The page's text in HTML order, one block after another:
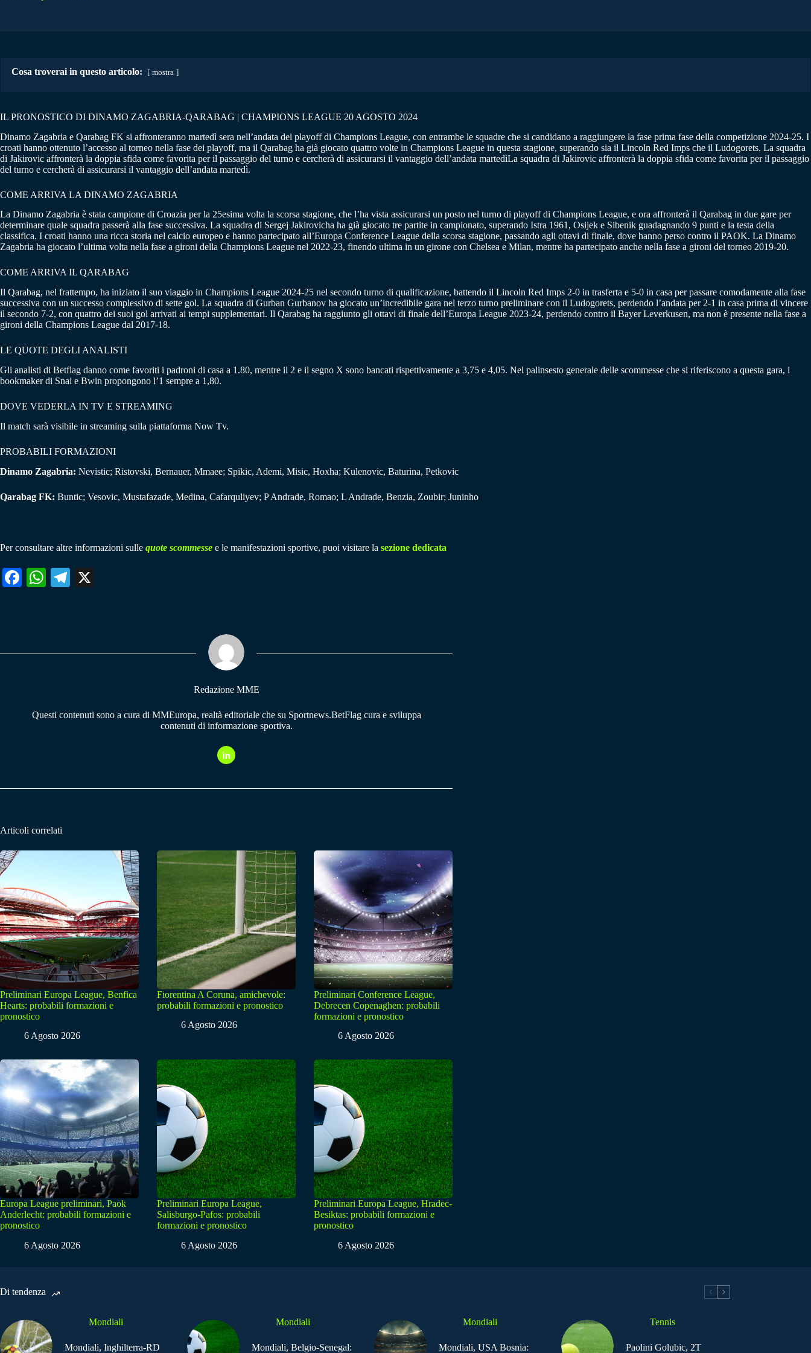
Cosa troverai in questo articolo: mostra
IL PRONOSTICO DI DINAMO ZAGABRIA-QARABAG | CHAMPIONS LEAGUE 20 AGOSTO 2024
Dinamo Zagabria e Qarabag FK si affronteranno martedì sera nell’andata dei playoff di Champions League, con entrambe le squadre che si candidano a raggiungere la fase prima fase della competizione 2024-25. I
croati hanno ottenuto l’accesso al torneo nella fase dei playoff, ma il Qarabag ha già giocato quattro volte in Champions League in questa stagione, superando sia il Lincoln Red Imps che il Ludogorets. La squadra
di Jakirovic affronterà la doppia sfida come favorita per il passaggio del turno e cercherà di assicurarsi il vantaggio dell’andata martedìLa squadra di Jakirovic affronterà la doppia sfida come favorita per il passaggio
del turno e cercherà di assicurarsi il vantaggio dell’andata martedì.
COME ARRIVA LA DINAMO ZAGABRIA
La Dinamo Zagabria è stata campione di Croazia per la 25esima volta la scorsa stagione, che l’ha vista assicurarsi un posto nel turno di playoff di Champions League, e ora affronterà il Qarabag in due gare per
determinare quale squadra passerà alla fase successiva. La squadra di Sergej Jakirovicha ha già giocato tre partite in campionato, superando Istra 1961, Osijek e Sibenik guadagnando 9 punti e la testa della
classifica. I croati hanno una ricca storia nel calcio europeo e hanno partecipato all’Europa Conference League della scorsa stagione, passando agli ottavi di finale, dove hanno perso contro il PAOK. La Dinamo
Zagabria ha giocato l’ultima volta nella fase a gironi della Champions League nel 2022-23, finendo ultima in un girone con Chelsea e Milan, mentre ha partecipato anche nella fase a gironi del torneo 2019-20.
COME ARRIVA IL QARABAG
Il Qarabag, nel frattempo, ha iniziato il suo viaggio in Champions League 2024-25 nel secondo turno di qualificazione, battendo il Lincoln Red Imps 2-0 in trasferta e 5-0 in casa per passare comodamente alla fase
successiva con un successo complessivo di sette gol. La squadra di Gurban Gurbanov ha giocato un’incredibile gara nel terzo turno preliminare con il Ludogorets, perdendo l’andata per 2-1 in casa prima di vincere
il secondo 7-2, con quattro dei suoi gol arrivati ai tempi supplementari. Il Qarabag ha raggiunto gli ottavi di finale dell’Europa League 2023-24, perdendo contro il Bayer Leverkusen, ma non è presente nella fase a
gironi della Champions League dal 2017-18.
LE QUOTE DEGLI ANALISTI
Gli analisti di Betflag danno come favoriti i padroni di casa a 1.80, mentre il 2 e il segno X sono bancati rispettivamente a 3,75 e 4,05. Nel palinsesto generale delle scommesse che si riferiscono a questa gara, i
bookmaker di Snai e Bwin propongono l’1 sempre a 1,80.
DOVE VEDERLA IN TV E STREAMING
Il match sarà visibile in streaming sulla piattaforma Now Tv.
PROBABILI FORMAZIONI
Dinamo Zagabria: Nevistic; Ristovski, Bernauer, Mmaee; Spikic, Ademi, Misic, Hoxha; Kulenovic, Baturina, Petkovic
Qarabag FK: Buntic; Vesovic, Mustafazade, Medina, Cafarquliyev; P Andrade, Romao; L Andrade, Benzia, Zoubir; Juninho
Per consultare altre informazioni sulle quote scommesse e le manifestazioni sportive, puoi visitare la sezione dedicata
Fa W
pp
Te
m
Redazione MME
Questi contenuti sono a cura di MMEuropa, realtà editoriale che su Sportnews.BetFlag cura e sviluppa
contenuti di informazione sportiva.
Articoli correlati
Preliminari Europa League, Benfica
Hearts: probabili formazioni e
pronostico
6 Agosto 2026
Fiorentina A Coruna, amichevole:
probabili formazioni e pronostico
6 Agosto 2026
Preliminari Conference League,
Debrecen Copenaghen: probabili
formazioni e pronostico
6 Agosto 2026
Europa League preliminari, Paok
Anderlecht: probabili formazioni e
pronostico
6 Agosto 2026
Preliminari Europa League,
Salisburgo-Pafos: probabili
formazioni e pronostico
6 Agosto 2026
Preliminari Europa League, Hradec-
Besiktas: probabili formazioni e
pronostico
6 Agosto 2026
Di tendenza
Mondiali
Mondiali, Inghilterra-RD
Mondiali
Mondiali, Belgio-Senegal:
Mondiali
Mondiali, USA Bosnia:
Tennis
Paolini Golubic, 2T